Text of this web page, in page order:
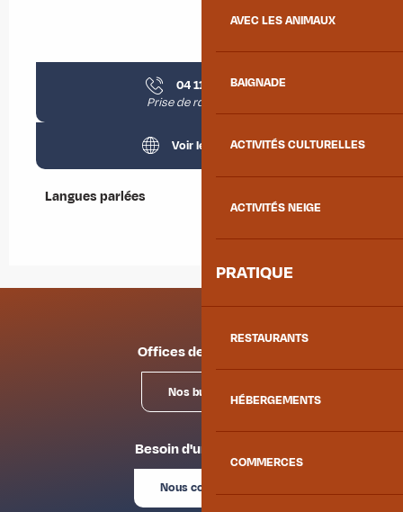
AVEC LES ANIMAUX
BAIGNADE
ACTIVITÉS CULTURELLES
ACTIVITÉS NEIGE
PRATIQUE
RESTAURANTS
HÉBERGEMENTS
COMMERCES
04 11 87 13▒▒
Prise de rdv le matin
Voir les sites web
Langues parlées
Langues parlées
Offices de tourisme
Nos bureaux
Besoin d'un conseil ?
Nous contacter